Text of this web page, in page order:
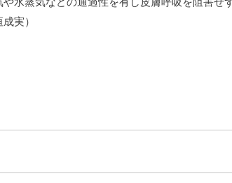
実）